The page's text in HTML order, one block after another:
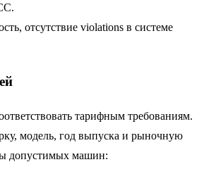
отсутствие violations в системе
тарифным требованиям.
модель, год выпуска и рыночную
допустимых машин: